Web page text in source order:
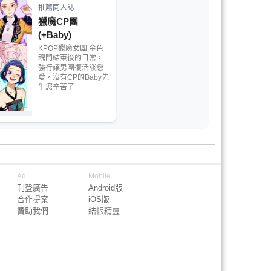
推薦同人誌
獵魔CP團
(+Baby)
KPOP獵魔女團 金色
魂門結束後的日常，
強行讓男團復活談戀
愛，沒有CP的Baby先
生您辛苦了
Ad
刊登廣告
合作提案
贊助我們
Mobile
Android版
iOS版
結帳精靈